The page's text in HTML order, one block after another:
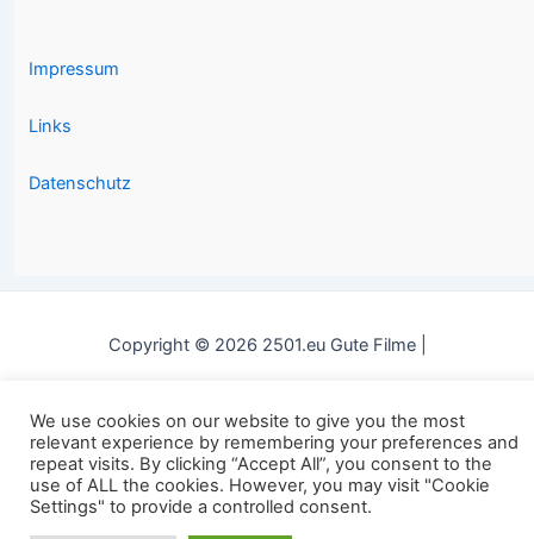
Impressum
Links
Datenschutz
Copyright © 2026 2501.eu Gute Filme |
We use cookies on our website to give you the most
relevant experience by remembering your preferences and
repeat visits. By clicking “Accept All”, you consent to the
use of ALL the cookies. However, you may visit "Cookie
Settings" to provide a controlled consent.